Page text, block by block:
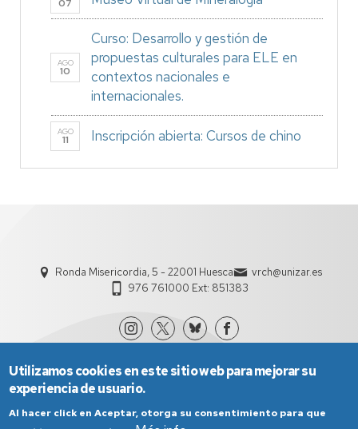
07
AGO
10
Curso: Desarrollo y gestión de
propuestas culturales para ELE en
contextos nacionales e
internacionales.
AGO
11 Inscripción abierta: Cursos de chino
Ronda Misericordia, 5 - 22001 Huesca
vrch@unizar.es
976 761000 Ext: 851383
Utilizamos cookies en este sitio web para mejorar su
experiencia de usuario.
Al hacer click en Aceptar, otorga su consentimiento para que